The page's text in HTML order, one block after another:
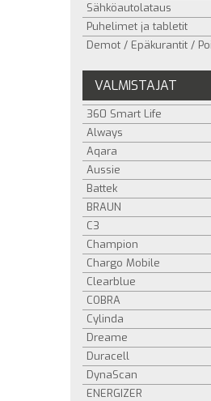
Sähköautolataus
Puhelimet ja tabletit
Demot / Epäkurantit /
VALMISTAJAT
360 Smart Life
Always
Aqara
Aussie
Battek
BRAUN
C3
Champion
Chargo Mobile
Clearblue
COBRA
Cylinda
Dreame
Duracell
DynaScan
ENERGIZER